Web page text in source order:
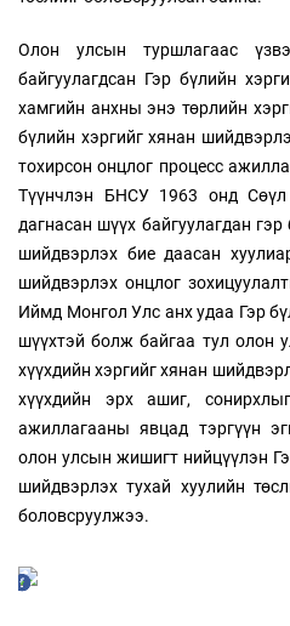
Олон улсын туршлагаас
байгуулагдсан Гэр бүлийн
хамгийн анхны энэ төрлийн
бүлийн хэргийг хянан
тохирсон онцлог процесс
Түүнчлэн БНСУ 1963 онд
дагнасан шүүх байгуулагдан
шийдвэрлэх бие даасан
шийдвэрлэх онцлог
Иймд Монгол Улс анх удаа Гэр
шүүхтэй болж байгаа тул олон
хүүхдийн хэргийг хянан
хүүхдийн эрх ашиг,
ажиллагааны явцад тэргүүн
олон улсын жишигт нийцүүлэн
шийдвэрлэх тухай хуулийн
боловсруулжээ.